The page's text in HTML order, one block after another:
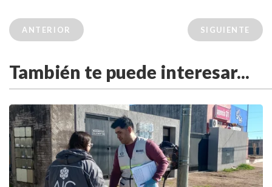
ANTERIOR SIGUIENTE
También te puede interesar...